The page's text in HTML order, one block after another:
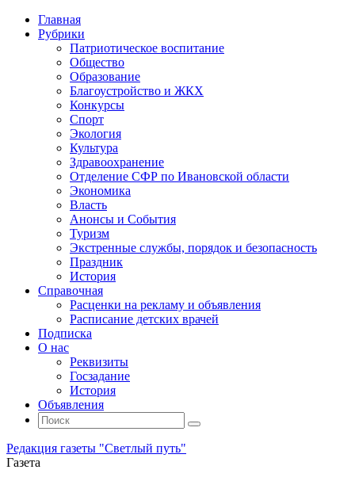
Главная
Рубрики
Патриотическое воспитание
Общество
Образование
Благоустройство и ЖКХ
Конкурсы
Спорт
Экология
Культура
Здравоохранение
Отделение СФР по Ивановской области
Экономика
Власть
Анонсы и События
Туризм
Экстренные службы, порядок и безопасность
Праздник
История
Справочная
Расценки на рекламу и объявления
Расписание детских врачей
Подписка
О нас
Реквизиты
Госзадание
История
Объявления
Поиск
Искать:
Поиск
Редакция газеты "Светлый путь"
Газета